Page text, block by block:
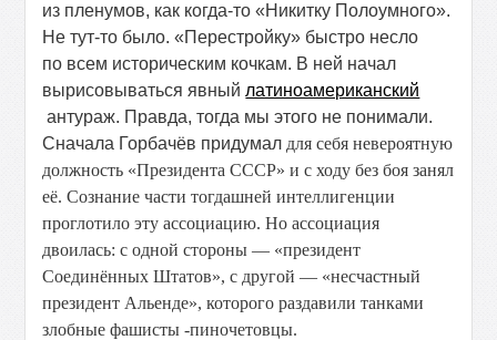
из пленумов, как когда-то «Никитку Полоумного».
Не тут-то было. «Перестройку» быстро несло
по всем историческим кочкам. В ней начал
вырисовываться явный латиноамериканский
антураж. Правда, тогда мы этого не понимали.
Сначала Горбачёв придумал для себя невероятную
должность «Президента СССР» и с ходу без боя занял
её. Сознание части тогдашней интеллигенции
проглотило эту ассоциацию. Но ассоциация
двоилась: с одной стороны — «президент
Соединённых Штатов», с другой — «несчастный
президент Альенде», которого раздавили танками
злобные фашисты -пиночетовцы.